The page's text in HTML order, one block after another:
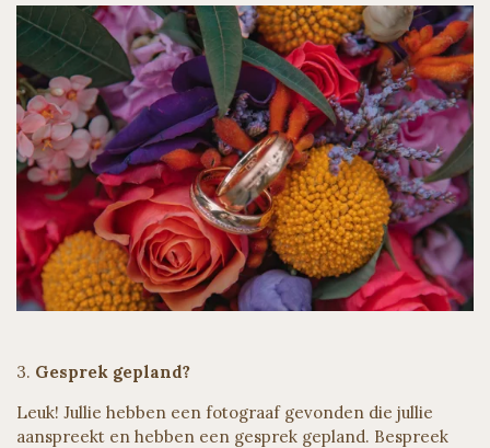
3. Gesprek gepland?
Leuk! Jullie hebben een fotograaf gevonden die jullie
aanspreekt en hebben een gesprek gepland. Bespreek